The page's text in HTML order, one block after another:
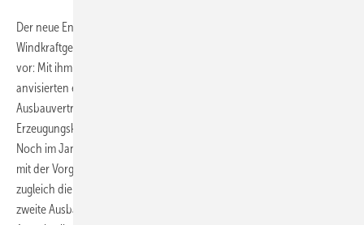
Der neue Entwurf des angekündigten ersten Offshore-
Windkraftgesetzes des Landes sieht nun einen regelrechten Kickstart
vor: Mit ihm will die Regierung in Warschau in der schon bisher
anvisierten ersten Ausbauphase mittels eher schnell aushandelbarer
Ausbauverträge mit den Projektierern nun schon 5,9 Gigawatt (GW)
Erzeugungskapazität bis Mitte der 2020-er Jahre in die See bringen.
Noch im Januar hatte Warschau die UD34 genannte Gesetzesinitiative
mit der Vorgabe von 4,6 GW für diese Startphase veröffentlicht – und
zugleich die öffentlichen Beratungen darüber eingeleitet. Für die
zweite Ausbauphase sieht der jetzige Gesetzentwurf nun zwei reguläre